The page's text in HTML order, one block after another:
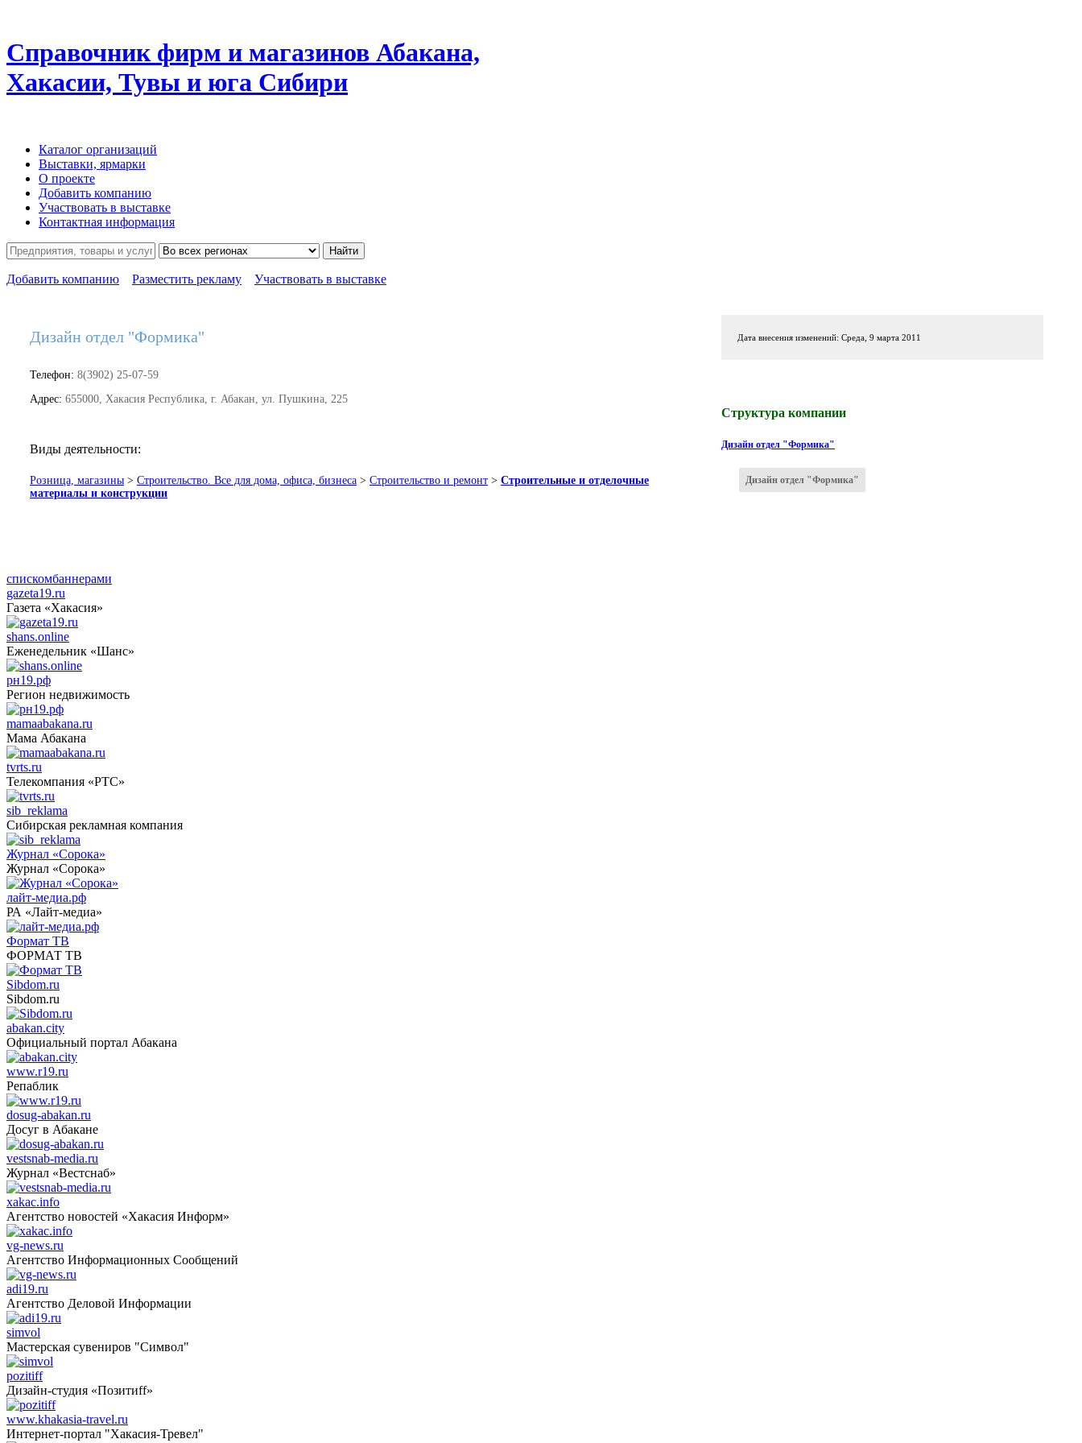
Справочник фирм и магазинов Абакана,
Хакасии, Тувы и юга Сибири
Каталог организаций
Выставки, ярмарки
О проекте
Добавить компанию
Участвовать в выставке
Контактная информация
Найти
Добавить компанию Разместить рекламу Участвовать в выставке
Дата внесения изменений: Среда, 9 марта 2011
Структура компании
Дизайн отдел "Формика"
Дизайн отдел "Формика"
Дизайн отдел "Формика"
Телефон: 8(3902) 25-07-59
Адрес: 655000, Хакасия Республика, г. Абакан, ул. Пушкина, 225
Виды деятельности:
Розница, магазины > Строительство. Все для дома, офиса, бизнеса > Строительство и ремонт > Строительные и отделочные
материалы и конструкции
спискомбаннерами
gazeta19.ru
Газета «Хакасия»
shans.online
Еженедельник «Шанс»
рн19.рф
Регион недвижимость
mamaabakana.ru
Мама Абакана
tvrts.ru
Телекомпания «РТС»
sib_reklama
Сибирская рекламная компания
Журнал «Сорока»
Журнал «Сорока»
лайт-медиа.рф
РА «Лайт-медиа»
Формат ТВ
ФОРМАТ ТВ
Sibdom.ru
Sibdom.ru
abakan.city
Официальный портал Абакана
www.r19.ru
Репаблик
dosug-abakan.ru
Досуг в Абакане
vestsnab-media.ru
Журнал «Вестснаб»
xakac.info
Агентство новостей «Хакасия Информ»
vg-news.ru
Агентство Информационных Сообщений
adi19.ru
Агентство Деловой Информации
simvol
Мастерская сувениров "Символ"
pozitiff
Дизайн-студия «Позитиff»
www.khakasia-travel.ru
Интернет-портал "Хакасия-Тревел"